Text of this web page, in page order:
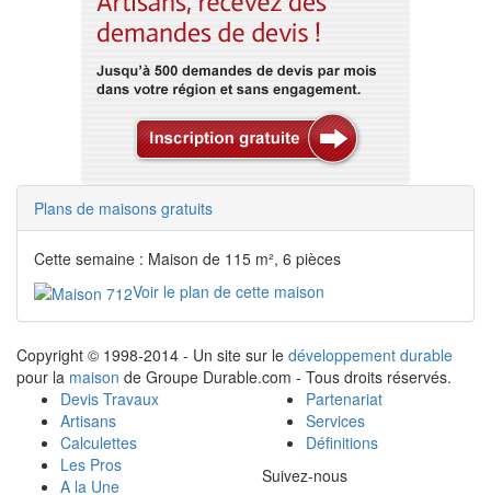
Plans de maisons gratuits
Cette semaine : Maison de 115 m², 6 pièces
Voir le plan de cette maison
Copyright © 1998-2014 - Un site sur le développement durable
pour la maison de Groupe Durable.com - Tous droits réservés.
Devis Travaux
Artisans
Calculettes
Les Pros
A la Une
Partenariat
Services
Définitions
Suivez-nous